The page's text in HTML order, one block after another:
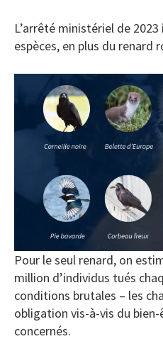
L’arrêté ministériel de
espèces, en plus du renard
Pour le seul renard, on
million d’individus tués
conditions brutales – les
obligation vis-à-vis du
concernés.